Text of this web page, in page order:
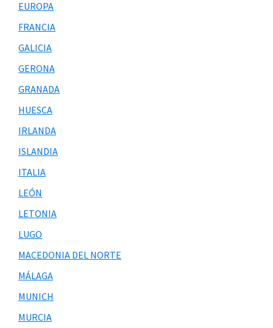
EUROPA
FRANCIA
GALICIA
GERONA
GRANADA
HUESCA
IRLANDA
ISLANDIA
ITALIA
LEÓN
LETONIA
LUGO
MACEDONIA DEL NORTE
MÁLAGA
MUNICH
MURCIA